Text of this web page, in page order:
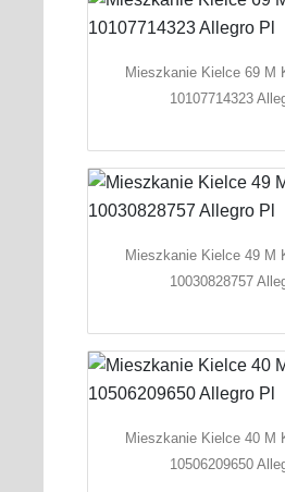
Mieszkanie Kielce 69 M
10107714323
Mieszkanie Kielce 49 M
10030828757
Mieszkanie Kielce 40 M
10506209650